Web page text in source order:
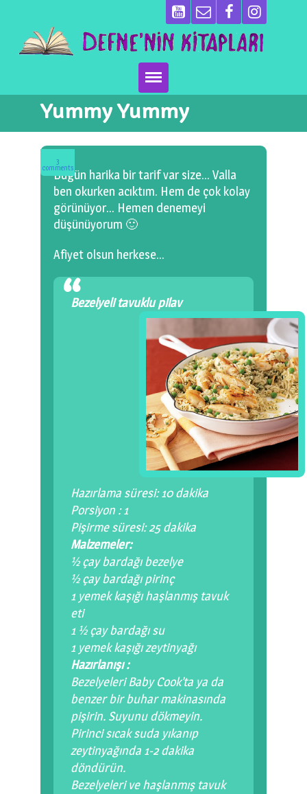
Ana Sayfa
Kitaplarımız
Ben Kimim?
Emeği Geçenler
Neler Yapıyoruz?
Basın
0 km.Bızdıklar Yazılarım
Yummy Yummy
3
comments
Bugün harika bir tarif var size… Valla
ben okurken acıktım. Hem de çok kolay
görünüyor… Hemen denemeyi
düşünüyorum 🙂
Afiyet olsun herkese…
Bezelyeli tavuklu pilav
Hazırlama süresi: 10 dakika
Porsiyon : 1
Pişirme süresi: 25 dakika
Malzemeler:
½ çay bardağı bezelye
½ çay bardağı pirinç
1 yemek kaşığı haşlanmış tavuk
eti
1 ½ çay bardağı su
1 yemek kaşığı zeytinyağı
Hazırlanışı :
Bezelyeleri Baby Cook’ta ya da
benzer bir buhar makinasında
pişirin. Suyunu dökmeyin.
Pirinci sıcak suda yıkanıp
zeytinyağında 1-2 dakika
döndürün.
Bezelyeleri ve haşlanmış tavuk